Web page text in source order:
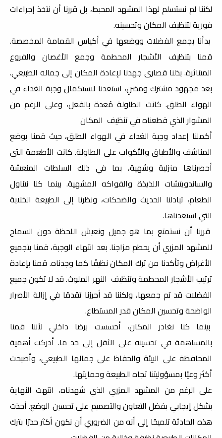
لكننا لم نستسلم لهذا المشهد المحبط، بل قررنا أن نتخذ إجراءات
فورية لتنظيف المكان وتحسينه.
بدأنا بجمع الفضلات ووضعها في أكياس القمامة المخصصة.
قمنا بتنظيف الأشجار المحطمة وجمع الأغصان والفروع
المتناثرة. بذلنا قصارى جهدنا لإعادة المكان إلى جماله الطبيعي.
بعد مجهود مشترك ومضنٍ، استعدنا لاستكمال وجبة الغداء في
الهواء الطلق. كانت الطاولة مُعدة بالفعل، وعلى الرغم من
المشوار الذي قطعناه في تنظيف المكان
أكملنا إعداد وجبة الغداء في الهواء الطلق، حيث قمنا بوضع
المناشف والأطباق والأكواب على الطاولة. كانت الأطعمة التي
أحضرناها منزلية وشهية، بما في ذلك السلطات المنعشة
والساندويتشات اللذيذة والفواكه المشهية. بينما كنا نتناول
الطعام، تبادلنا الحديث والضحكات، ونظرنا إلى الطبيعة الخلابة
التي استعدناها.
قررنا أن نستمتع بما هو جميل ونعيش اللحظة دون السماح
للمشهد المزري أن يحطم مزاجنا. بعد انتهاء الوجبة، قمنا بتجميع
الأغراض وتأكدنا من ترك المكان نظيفًا كما وجدناه. قمنا بإعادة
ترتيب الأشجار المحطمة وتنظيف النهر الملوث.قد لا تكون جميع
الفضلات قد تم جمعها، ولكننا قد أحرزنا تقدمًا في إزالة الأضرار
الواضحة وتحسين المكان قدر المستطاع.
بينما كنا نغادر المكان، أحسست برضا داخلي لأننا قمنا
بالمساهمة في تحسينه على الأقل إلى حد ما. أدركت أهمية
المحافظة على البيئة والحفاظ على جمالها الطبيعي، وأصبحت
أكثر وعيًا بمسؤوليتنا تجاه الطبيعة وحمايتها.
على الرغم من المشهد المزري الذي شهدناه، انتهت النهاية
بشكل إيجابي بفضل التعاون والتصميم على تحسين الوضع. أخذت
هذه الحادثة تلميحًا إلى أنه من الضروري أن نكون أكثر حذرًا بترك